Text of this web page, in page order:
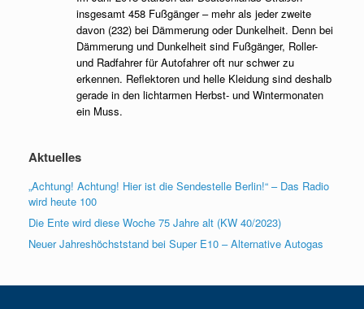
insgesamt 458 Fußgänger – mehr als jeder zweite
davon (232) bei Dämmerung oder Dunkelheit. Denn bei
Dämmerung und Dunkelheit sind Fußgänger, Roller-
und Radfahrer für Autofahrer oft nur schwer zu
erkennen. Reflektoren und helle Kleidung sind deshalb
gerade in den lichtarmen Herbst- und Wintermonaten
ein Muss.
Aktuelles
„Achtung! Achtung! Hier ist die Sendestelle Berlin!“ – Das Radio
wird heute 100
Die Ente wird diese Woche 75 Jahre alt (KW 40/2023)
Neuer Jahreshöchststand bei Super E10 – Alternative Autogas